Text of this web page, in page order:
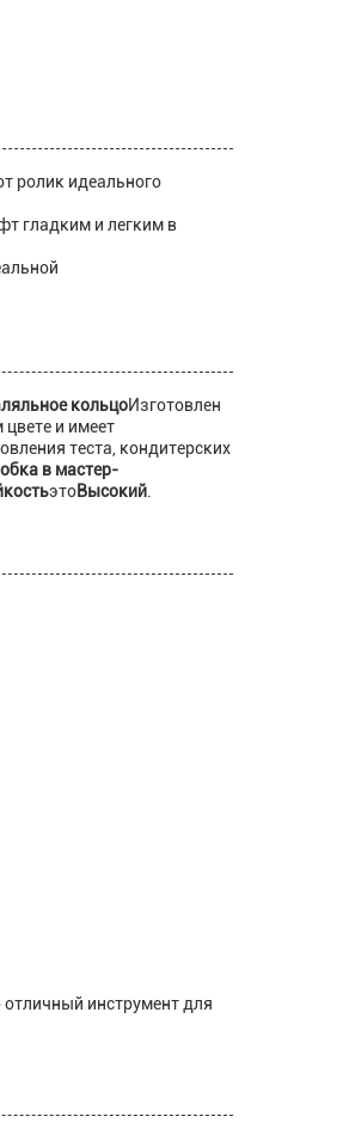
ролик идеального
гладким и легким в
кольцоИзготовлен
и имеет
теста, кондитерских
в мастер-
этоВысокий
инструмент для